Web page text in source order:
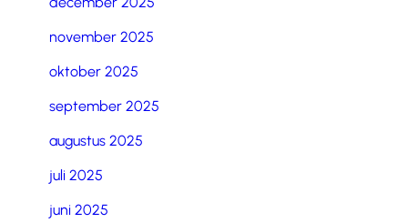
november 2025
oktober 2025
september 2025
augustus 2025
juli 2025
juni 2025